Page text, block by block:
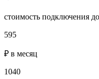
стоимость подключения
595
₽ в месяц
1040